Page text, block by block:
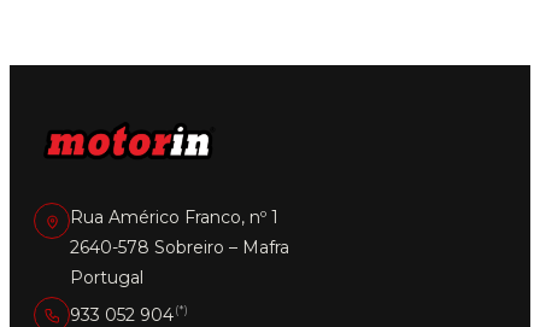
Rua Américo Franco, nº 1
2640-578 Sobreiro – Mafra
Portugal
933 052 904(*)